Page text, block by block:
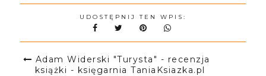
UDOSTĘPNIJ TEN WPIS:
Adam Widerski "Turysta" - recenzja
książki - księgarnia TaniaKsiazka.pl